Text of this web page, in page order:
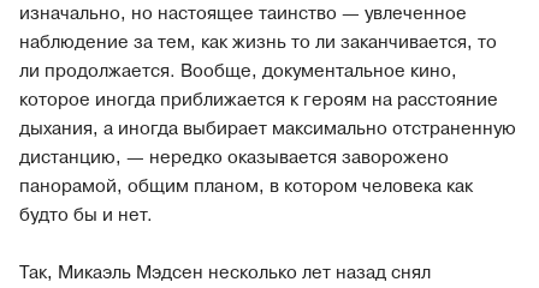
изначально, но настоящее таинство — увлеченное
наблюдение за тем, как жизнь то ли заканчивается, то
ли продолжается. Вообще, документальное кино,
которое иногда приближается к героям на расстояние
дыхания, а иногда выбирает максимально отстраненную
дистанцию, — нередко оказывается заворожено
панорамой, общим планом, в котором человека как
будто бы и нет.
Так, Микаэль Мэдсен несколько лет назад снял